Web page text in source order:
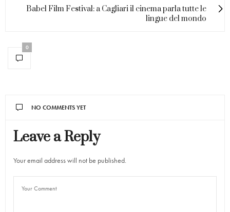
Babel Film Festival: a Cagliari il cinema parla tutte le
lingue del mondo
0
NO COMMENTS YET
Leave a Reply
Your email address will not be published.